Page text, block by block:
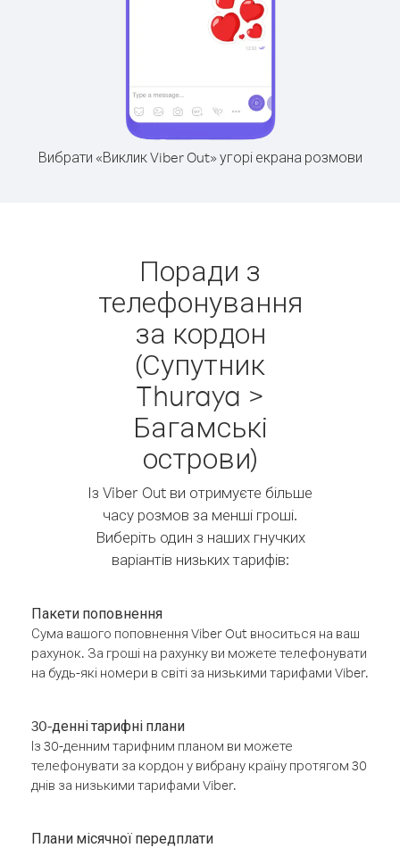
Вибрати «Виклик Viber Out» угорі екрана розмови
Поради з
телефонування
за кордон
(Супутник
Thuraya >
Багамські
острови)
Із Viber Out ви отримуєте більше
часу розмов за менші гроші.
Виберіть один з наших гнучких
варіантів низьких тарифів:
Пакети поповнення
Сума вашого поповнення Viber Out вноситься на ваш
рахунок. За гроші на рахунку ви можете телефонувати
на будь-які номери в світі за низькими тарифами Viber.
30-денні тарифні плани
Із 30-денним тарифним планом ви можете
телефонувати за кордон у вибрану країну протягом 30
днів за низькими тарифами Viber.
Плани місячної передплати